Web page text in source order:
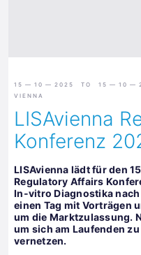
15 — 10 — 2025 TO 15 — 10 —
VIENNA
LISAvienna
Konferenz
LISAvienna lädt für den
Regulatory Affairs
In-vitro Diagnostika nach
einen Tag mit Vorträgen
um die Marktzulassung.
um sich am Laufenden
vernetzen.